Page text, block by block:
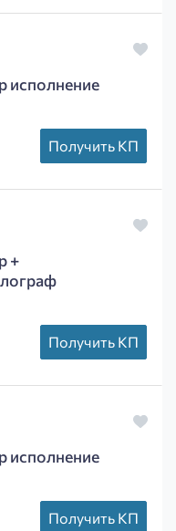
исполнение
Получить КП
+
Получить КП
исполнение
Получить КП